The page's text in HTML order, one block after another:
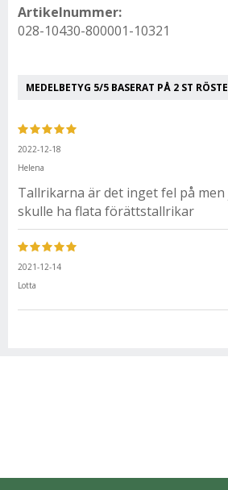
Artikelnummer:
028-10430-800001-10321
MEDELBETYG 5/5 BASERAT PÅ 2 ST
2022-12-18
Helena
Tallrikarna är det inget fel på men
skulle ha flata förättstallrikar
2021-12-14
Lotta